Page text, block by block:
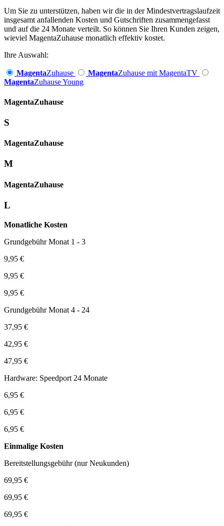
Um Sie zu unterstützen, haben wir die in der Mindestvertragslaufzeit
insgesamt anfallenden Kosten und Gutschriften zusammengefasst
und auf die 24 Monate verteilt. So können Sie Ihren Kunden zeigen,
wieviel MagentaZuhause monatlich effektiv kostet.
Ihre Auswahl:
MagentaZuhause MagentaZuhause mit MagentaTV
MagentaZuhause Young
Magenta­Zuhause
S
Magenta­Zuhause
M
Magenta­Zuhause
L
Monatliche Kosten
Grundgebühr Monat 1 - 3
9,95 €
9,95 €
9,95 €
Grundgebühr Monat 4 - 24
37,95 €
42,95 €
47,95 €
Hardware: Speedport 24 Monate
6,95 €
6,95 €
6,95 €
Einmalige Kosten
Bereitstellungsgebühr (nur Neukunden)
69,95 €
69,95 €
69,95 €